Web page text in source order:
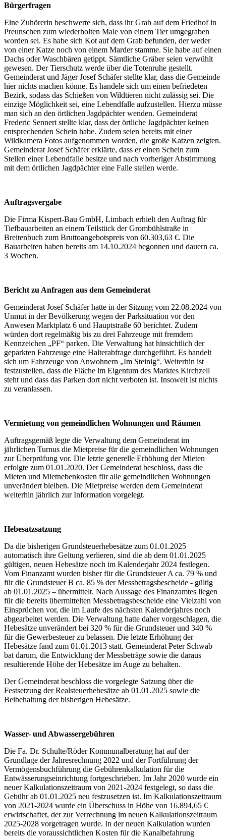
Bürgerfragen
Eine Zuhörerin beschwerte sich, dass ihr Grab auf dem Friedhof in
Preunschen zum wiederholten Male von einem Tier umgegraben
worden sei. Es habe sich Kot auf dem Grab befunden, der weder
von einer Katze noch von einem Marder stamme. Sie habe auf einen
Dachs oder Waschbären getippt. Sämtliche Gräber seien verwühlt
gewesen. Der Tierschutz werde über die Totenruhe gestellt.
Gemeinderat und Jäger Josef Schäfer stellte klar, dass die Gemeinde
hier nichts machen könne. Es handele sich um einen befriedeten
Bezirk, sodass das Schießen von Wildtieren nicht zulässig sei. Die
einzige Möglichkeit sei, eine Lebendfalle aufzustellen. Hierzu müsse
man sich an den örtlichen Jagdpächter wenden. Gemeinderat
Frederic Sennert stellte klar, dass der örtliche Jagdpächter keinen
entsprechenden Schein habe. Zudem seien bereits mit einer
Wildkamera Fotos aufgenommen worden, die große Katzen zeigten.
Gemeinderat Josef Schäfer erklärte, dass er einen Schein zum
Stellen einer Lebendfalle besitze und nach vorheriger Abstimmung
mit dem örtlichen Jagdpächter eine Falle stellen werde.
Auftragsvergabe
Die Firma Kispert-Bau GmbH, Limbach erhielt den Auftrag für
Tiefbauarbeiten an einem Teilstück der Grombühlstraße in
Breitenbuch zum Bruttoangebotspreis von 60.303,63 €. Die
Bauarbeiten haben bereits am 14.10.2024 begonnen und dauern ca.
3 Wochen.
Bericht zu Anfragen aus dem Gemeinderat
Gemeinderat Josef Schäfer hatte in der Sitzung vom 22.08.2024 von
Unmut in der Bevölkerung wegen der Parksituation vor den
Anwesen Marktplatz 6 und Hauptstraße 60 berichtet. Zudem
würden dort regelmäßig bis zu drei Fahrzeuge mit fremdem
Kennzeichen „PF“ parken. Die Verwaltung hat hinsichtlich der
geparkten Fahrzeuge eine Halterabfrage durchgeführt. Es handelt
sich um Fahrzeuge von Anwohnern „Im Steinig“. Weiterhin ist
festzustellen, dass die Fläche im Eigentum des Marktes Kirchzell
steht und dass das Parken dort nicht verboten ist. Insoweit ist nichts
zu veranlassen.
Vermietung von gemeindlichen Wohnungen und Räumen
Auftragsgemäß legte die Verwaltung dem Gemeinderat im
jährlichen Turnus die Mietpreise für die gemeindlichen Wohnungen
zur Überprüfung vor. Die letzte generelle Erhöhung der Mieten
erfolgte zum 01.01.2020. Der Gemeinderat beschloss, dass die
Mieten und Mietnebenkosten für alle gemeindlichen Wohnungen
unverändert bleiben. Die Mietpreise werden dem Gemeinderat
weiterhin jährlich zur Information vorgelegt.
Hebesatzsatzung
Da die bisherigen Grundsteuerhebesätze zum 01.01.2025
automatisch ihre Geltung verlieren, sind die ab dem 01.01.2025
gültigen, neuen Hebesätze noch im Kalenderjahr 2024 festlegen.
Vom Finanzamt wurden bisher für die Grundsteuer A ca. 79 % und
für die Grundsteuer B ca. 85 % der Messbetragsbescheide - gültig
ab 01.01.2025 – übermittelt. Nach Aussage des Finanzamtes liegen
für die bereits übermittelten Messbetragsbescheide eine Vielzahl von
Einsprüchen vor, die im Laufe des nächsten Kalenderjahres noch
abgearbeitet werden. Die Verwaltung hatte daher vorgeschlagen, die
Hebesätze unverändert bei 320 % für die Grundsteuer und 340 %
für die Gewerbesteuer zu belassen. Die letzte Erhöhung der
Hebesätze fand zum 01.01.2013 statt. Gemeinderat Peter Schwab
bat darum, die Entwicklung der Messbeträge sowie die daraus
resultierende Höhe der Hebesätze im Auge zu behalten.
Der Gemeinderat beschloss die vorgelegte Satzung über die
Festsetzung der Realsteuerhebesätze ab 01.01.2025 sowie die
Beibehaltung der bisherigen Hebesätze.
Wasser- und Abwassergebühren
Die Fa. Dr. Schulte/Röder Kommunalberatung hat auf der
Grundlage der Jahresrechnung 2022 und der Fortführung der
Vermögensbuchführung die Gebührenkalkulation für die
Entwässerungseinrichtung fortgeschrieben. Im Jahr 2020 wurde ein
neuer Kalkulationszeitraum von 2021-2024 festgelegt, so dass die
Gebühr ab 01.01.2025 neu festzusetzen ist. Im Kalkulationszeitraum
von 2021-2024 wurde ein Überschuss in Höhe von 16.894,65 €
erwirtschaftet, der zur Verrechnung im neuen Kalkulationszeitraum
2025-2028 vorgetragen wurde. In der neuen Kalkulation wurden
bereits die voraussichtlichen Kosten für die Kanalbefahrung